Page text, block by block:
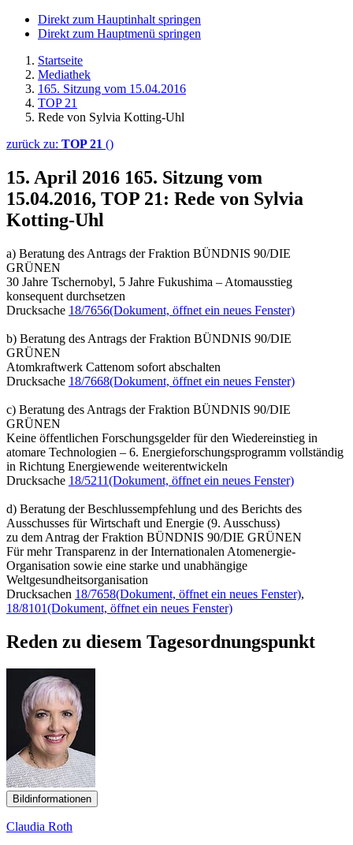
Direkt zum Hauptinhalt springen
Direkt zum Hauptmenü springen
Startseite
Mediathek
165. Sitzung vom 15.04.2016
TOP 21
Rede von Sylvia Kotting-Uhl
zurück zu: TOP 21 ()
15. April 2016 165. Sitzung vom
15.04.2016, TOP 21: Rede von Sylvia
Kotting-Uhl
a) Beratung des Antrags der Fraktion BÜNDNIS 90/DIE
GRÜNEN
30 Jahre Tschernobyl, 5 Jahre Fukushima – Atomausstieg
konsequent durchsetzen
Drucksache 18/7656(Dokument, öffnet ein neues Fenster)
b) Beratung des Antrags der Fraktion BÜNDNIS 90/DIE
GRÜNEN
Atomkraftwerk Cattenom sofort abschalten
Drucksache 18/7668(Dokument, öffnet ein neues Fenster)
c) Beratung des Antrags der Fraktion BÜNDNIS 90/DIE
GRÜNEN
Keine öffentlichen Forschungsgelder für den Wiedereinstieg in
atomare Technologien – 6. Energieforschungsprogramm vollständig
in Richtung Energiewende weiterentwickeln
Drucksache 18/5211(Dokument, öffnet ein neues Fenster)
d) Beratung der Beschlussempfehlung und des Berichts des
Ausschusses für Wirtschaft und Energie (9. Ausschuss)
zu dem Antrag der Fraktion BÜNDNIS 90/DIE GRÜNEN
Für mehr Transparenz in der Internationalen Atomenergie-
Organisation sowie eine starke und unabhängige
Weltgesundheitsorganisation
Drucksachen 18/7658(Dokument, öffnet ein neues Fenster),
18/8101(Dokument, öffnet ein neues Fenster)
Reden zu diesem Tagesordnungspunkt
Bildinformationen
Claudia Roth